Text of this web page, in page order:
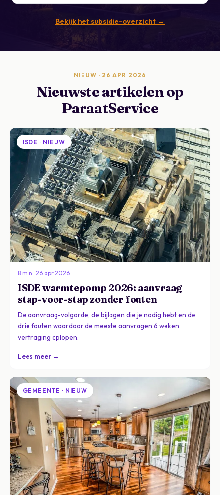
Bekijk het subsidie-overzicht →
NIEUW · 26 APR 2026
Nieuwste artikelen op
ParaatService
ISDE · NIEUW
8 min · 26 apr 2026
ISDE warmtepomp 2026: aanvraag
stap-voor-stap zonder fouten
De aanvraag-volgorde, de bijlagen die je nodig hebt en de
drie fouten waardoor de meeste aanvragen 6 weken
vertraging oplopen.
Lees meer →
GEMEENTE · NIEUW